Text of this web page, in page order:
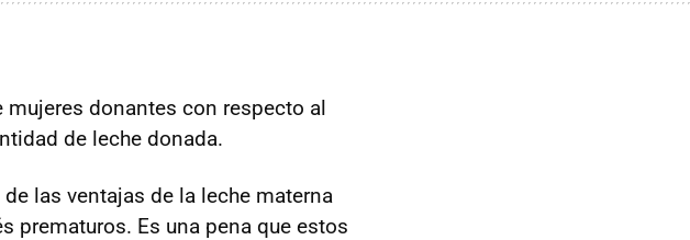
donantes con respecto al
de leche donada.
las ventajas de la leche materna
prematuros. Es una pena que estos